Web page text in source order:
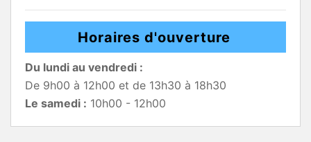
Horaires d'ouverture
Du lundi au vendredi :
De 9h00 à 12h00 et de 13h30 à 18h30
Le samedi : 10h00 - 12h00